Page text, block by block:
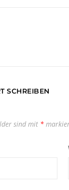
SCHREIBEN
sind mit *